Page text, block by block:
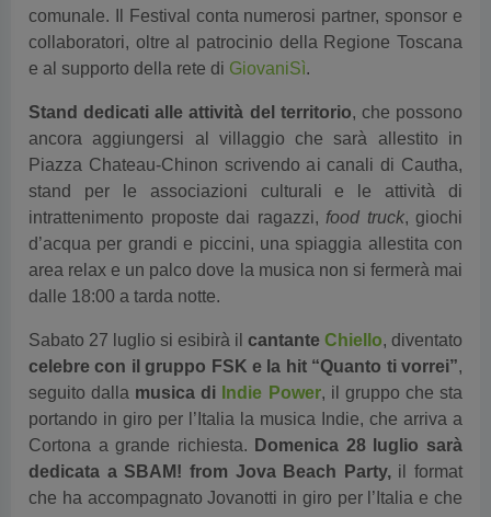
comunale. Il Festival conta numerosi partner, sponsor e
collaboratori, oltre al patrocinio della Regione Toscana
e al supporto della rete di GiovaniSì.
Stand dedicati alle attività del territorio, che possono
ancora aggiungersi al villaggio che sarà allestito in
Piazza Chateau-Chinon scrivendo ai canali di Cautha,
stand per le associazioni culturali e le attività di
intrattenimento proposte dai ragazzi, food truck, giochi
d’acqua per grandi e piccini, una spiaggia allestita con
area relax e un palco dove la musica non si fermerà mai
dalle 18:00 a tarda notte.
Sabato 27 luglio si esibirà il cantante Chiello, diventato
celebre con il gruppo FSK e la hit “Quanto ti vorrei”,
seguito dalla musica di Indie Power, il gruppo che sta
portando in giro per l’Italia la musica Indie, che arriva a
Cortona a grande richiesta. Domenica 28 luglio sarà
dedicata a SBAM! from Jova Beach Party,il format
che ha accompagnato Jovanotti in giro per l’Italia e che